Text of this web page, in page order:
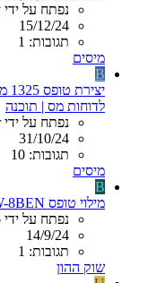
נפתח על ידי Visionary
15/12/24
תגובות: 1
מיסים
B
לדוחות מס | תוכנה
נפתח על ידי Bearbear
31/10/24
תגובות: 10
מיסים
B
מילוי טופס W-8BEN
נפתח על ידי brutto
14/9/24
תגובות: 1
שוק ההון